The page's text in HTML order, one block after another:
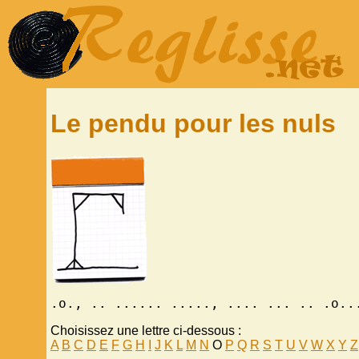
Le pendu pour les nuls
.o., .. ...... ....., .... ... ..
Choisissez une lettre ci-dessous :
A B C D E F G H J K L M N O P Q R S T U V W X Y Z